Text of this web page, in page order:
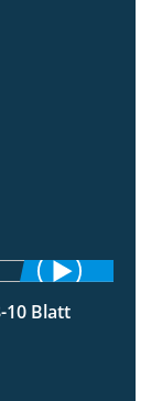
1:55
10 Blatt